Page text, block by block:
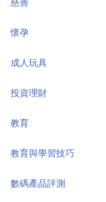
懷孕
成人玩具
投資理財
教育
教育與學習技巧
數碼產品評測